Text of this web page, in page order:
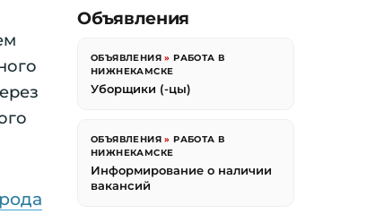
Объявления
ОБЪЯВЛЕНИЯ »РАБОТА В
НИЖНЕКАМСКЕ
Уборщики (-цы)
ОБЪЯВЛЕНИЯ »РАБОТА В
НИЖНЕКАМСКЕ
Информирование о наличии
вакансий